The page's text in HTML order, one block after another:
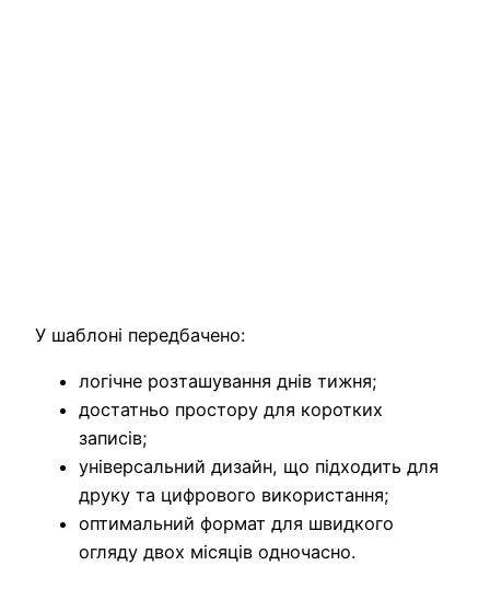
У шаблоні передбачено:
логічне розташування днів тижня;
достатньо простору для коротких
записів;
універсальний дизайн, що підходить для
друку та цифрового використання;
оптимальний формат для швидкого
огляду двох місяців одночасно.